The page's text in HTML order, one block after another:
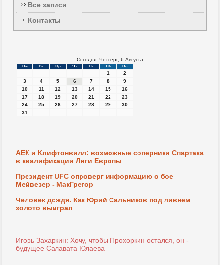
Все записи
Контакты
Сегодня: Четверг, 6 Августа
Пн Вт Ср Чт Пт Сб Вс
1
2
3
4 5 6 7 8
9
10
11 12 13 14 15
16
17
18 19 20 21 22
23
24
25 26 27 28 29
30
31
АЕК и Клифтонвилл: возможные соперники Спартака
в квалификации Лиги Европы
Президент UFC опроверг информацию о бое
Мейвезер - МакГрегор
Человек дождя. Как Юрий Сальников под ливнем
золото выиграл
Игорь Захаркин: Хочу, чтобы Прохоркин остался, он -
будущее Салавата Юлаева